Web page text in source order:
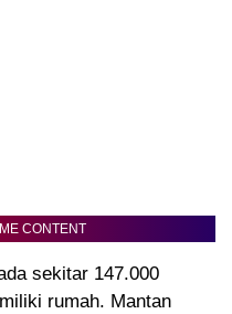
CONTENT
sekitar 147.000
rumah. Mantan